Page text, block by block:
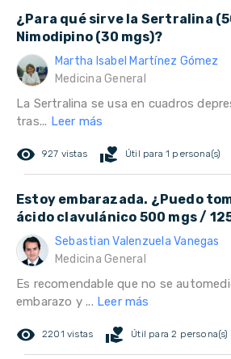
¿Para qué sirve la Sertralina
Nimodipino (30 mgs)?
Martha Isabel Martínez Gómez
Medicina General
La Sertralina se usa en cuadros
tras... Leer más
remove_red_eye 927 vistas volunteer_activism Útil para 1 persona(s)
Estoy embarazada. ¿Puedo
ácido clavulánico 500 mgs /
Sebastian Valenzuela Vanegas
Medicina General
Es recomendable que no se
embarazo y ... Leer más
remove_red_eye 2201 vistas volunteer_activism Útil para 2 persona(s)